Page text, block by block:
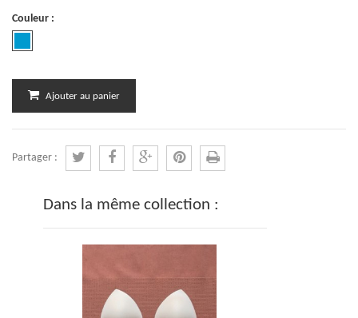
Couleur :
Ajouter au panier
Partager :
Dans la même collection :